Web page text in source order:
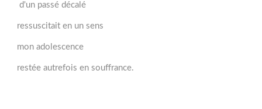
d'un passé décalé
ressuscitait en un sens
mon adolescence
restée autrefois en souffrance.